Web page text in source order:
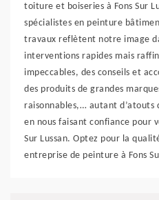
toiture et boiseries à Fons Sur
spécialistes en peinture
travaux reflètent notre image
interventions rapides mais
impeccables, des conseils et
des produits de grandes
raisonnables,… autant d’atouts
en nous faisant confiance pour
Sur Lussan. Optez pour la
entreprise de peinture à Fons